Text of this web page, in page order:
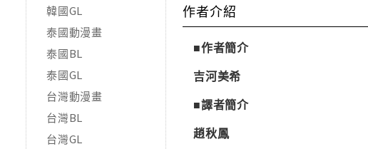
韓國GL
泰國動漫畫
泰國BL
泰國GL
台灣動漫畫
台灣BL
台灣GL
作者介紹
■作者簡介
吉河美希
■譯者簡介
趙秋鳳